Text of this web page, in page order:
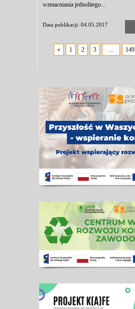
wzmacniania jednolitego...
Data publikacji: 04.05.2017
« 1 2 3 ... 149